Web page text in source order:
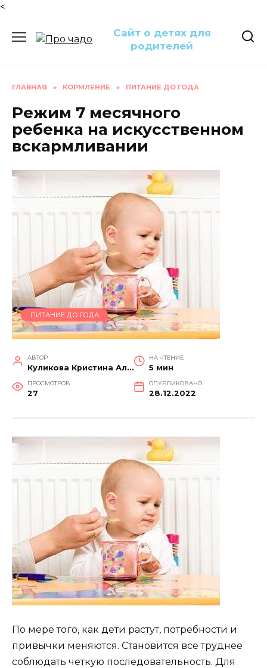
<
Сайт о детях для
родителей
ГЛАВНАЯ » КОРМЛЕНИЕ » ПИТАНИЕ ДО ГОДА
Режим 7 месячного
ребенка на искусственном
вскармливании
ПИТАНИЕ ДО ГОДА
АВТОР
Куликова Кристина Александровна
НА ЧТЕНИЕ
5 мин
ПРОСМОТРОВ
27
ОПУБЛИКОВАНО
28.12.2022
По мере того, как дети растут, потребности и
привычки меняются. Становится все труднее
соблюдать четкую последовательность. Для